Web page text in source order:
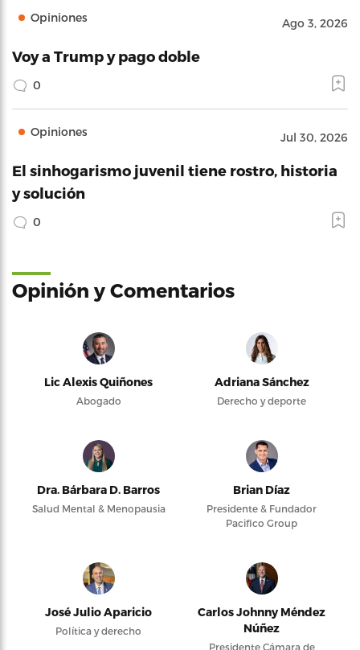
Opiniones Ago 3, 2026
Voy a Trump y pago doble
0
Opiniones Jul 30, 2026
El sinhogarismo juvenil tiene rostro, historia
y solución
0
Opinión y Comentarios
Lic Alexis Quiñones
Abogado
Adriana Sánchez
Derecho y deporte
Dra. Bárbara D. Barros
Salud Mental & Menopausia
Brian Díaz
Presidente & Fundador
Pacifico Group
José Julio Aparicio
Política y derecho
Carlos Johnny Méndez
Núñez
Presidente Cámara de